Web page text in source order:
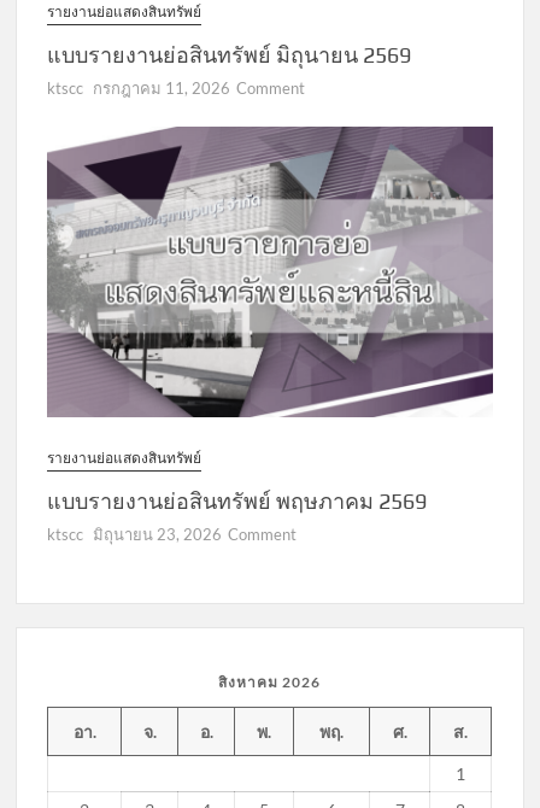
รายงานย่อแสดงสินทรัพย์
แบบรายงานย่อสินทรัพย์ มิถุนายน 2569
ktscc กรกฎาคม 11, 2026 Commenton
รายงาน
สินทรัพย์
มิถุนายน
2569
รายงานย่อแสดงสินทรัพย์
แบบรายงานย่อสินทรัพย์ พฤษภาคม 2569
ktscc มิถุนายน 23, 2026 Commenton
2569
สิงหาคม 2026
อา. จ. อ. พ. พฤ. ศ. ส.
1